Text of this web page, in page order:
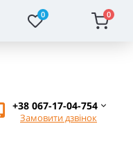
0 0
+38 067-17-04-754
Замовити дзвінок